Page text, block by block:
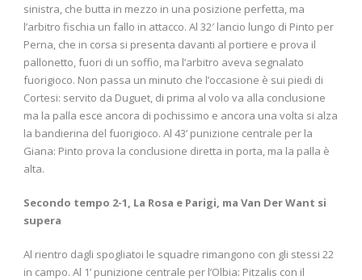
sinistra, che butta in mezzo in una posizione perfetta, ma
l’arbitro fischia un fallo in attacco. Al 32′ lancio lungo di Pinto per
Perna, che in corsa si presenta davanti al portiere e prova il
pallonetto, fuori di un soffio, ma l’arbitro aveva segnalato
fuorigioco. Non passa un minuto che l’occasione è sui piedi di
Cortesi: servito da Duguet, di prima al volo va alla conclusione
ma la palla esce ancora di pochissimo e ancora una volta si alza
la bandierina del fuorigioco. Al 43’ punizione centrale per la
Giana: Pinto prova la conclusione diretta in porta, ma la palla è
alta.
Secondo tempo 2-1, La Rosa e Parigi, ma Van Der Want si
supera
Al rientro dagli spogliatoi le squadre rimangono con gli stessi 22
in campo. Al 1’ punizione centrale per l’Olbia: Pitzalis con il